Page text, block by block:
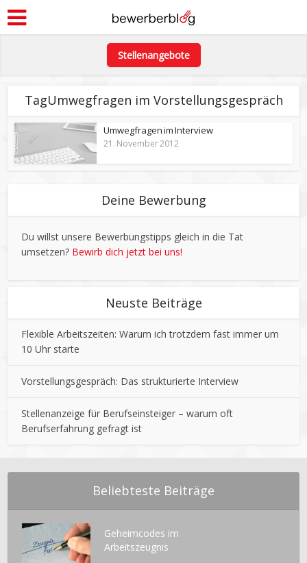
Stellenangebote
TagUmwegfragen im Vorstellungsgespräch
Umwegfragen im Interview
21. November 2012
Deine Bewerbung
Du willst unsere Bewerbungstipps gleich in die Tat
umsetzen? Bewirb dich jetzt bei uns!
Neuste Beiträge
Flexible Arbeitszeiten: Warum ich trotzdem fast immer um
10 Uhr starte
Vorstellungsgespräch: Das strukturierte Interview
Stellenanzeige für Berufseinsteiger – warum oft
Berufserfahrung gefragt ist
Beliebteste Beiträge
Geheimcodes im
Arbeitszeugnis